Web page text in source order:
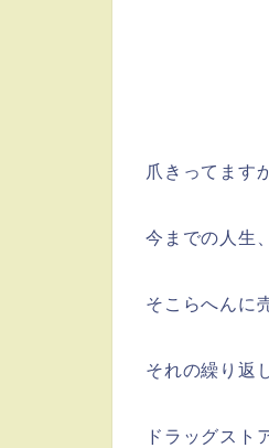
爪きってます
今までの人生、
そこらへんに
それの繰り返
ドラッグスト